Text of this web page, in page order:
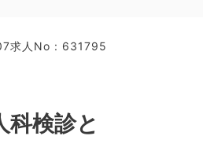
求人No : 631795
検診と